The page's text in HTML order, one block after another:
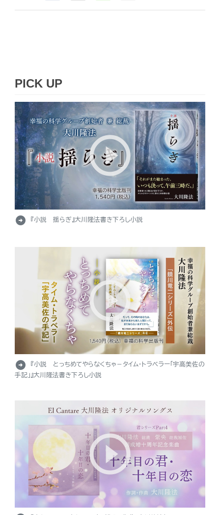
PICK UP
arrow_circle_right 『小説 揺らぎ』大川隆法書き下ろし小説
arrow_circle_right
『小説 とっちめてやらなくちゃ－タイム・トラベラー「宇高美佐の
手記」』大川隆法書き下ろし小説